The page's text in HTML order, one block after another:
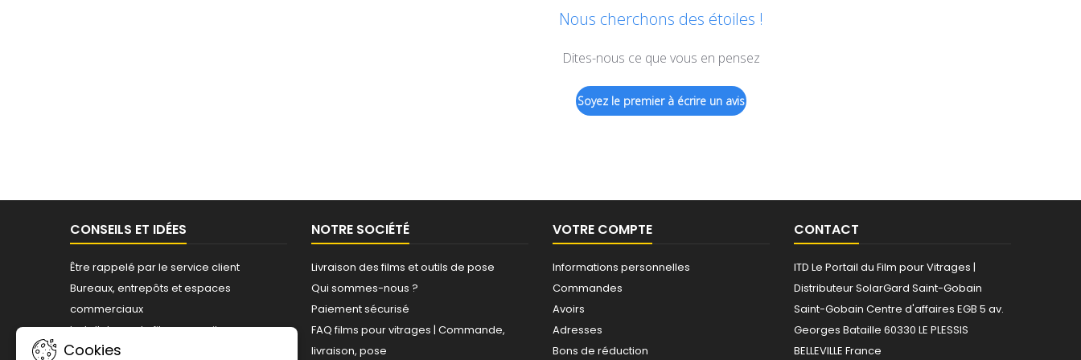
Nous cherchons des étoiles !
Dites-nous ce que vous en pensez
Soyez le premier à écrire un avis
CONSEILS ET IDÉES
Être rappelé par le service client
Bureaux, entrepôts et espaces
commerciaux
Installateurs de films pour vitrages -
Professionnels agréés
NOTRE SOCIÉTÉ
Livraison des films et outils de pose
Qui sommes-nous ?
Paiement sécurisé
FAQ films pour vitrages | Commande,
livraison, pose
VOTRE COMPTE
Informations personnelles
Commandes
Avoirs
Adresses
Bons de réduction
CONTACT
ITD Le Portail du Film pour Vitrages |
Distributeur SolarGard Saint-Gobain
Saint-Gobain Centre d'affaires EGB 5 av.
Georges Bataille 60330 LE PLESSIS
BELLEVILLE France
Cookies